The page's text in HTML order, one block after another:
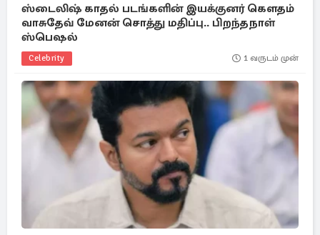
ஸ்டைலிஷ் காதல் படங்களின் இயக்குனர் கௌதம்
வாசுதேவ் மேனன் சொத்து மதிப்பு.. பிறந்தநாள்
ஸ்பெஷல்
Celebrity 1 வருடம் முன்